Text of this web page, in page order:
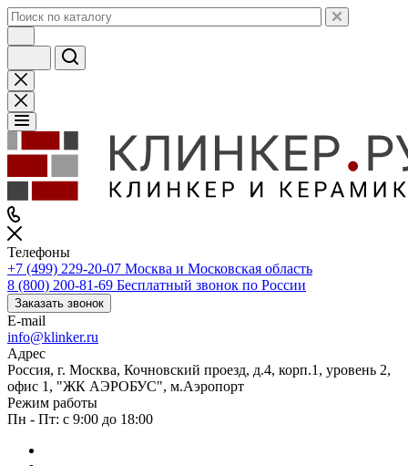
Телефоны
+7 (499) 229-20-07 Москва и Московская область
8 (800) 200-81-69 Бесплатный звонок по России
Заказать звонок
E-mail
info@klinker.ru
Адрес
Россия, г. Москва, Кочновский проезд, д.4, корп.1, уровень 2,
офис 1, "ЖК АЭРОБУС", м.Аэропорт
Режим работы
Пн - Пт: с 9:00 до 18:00